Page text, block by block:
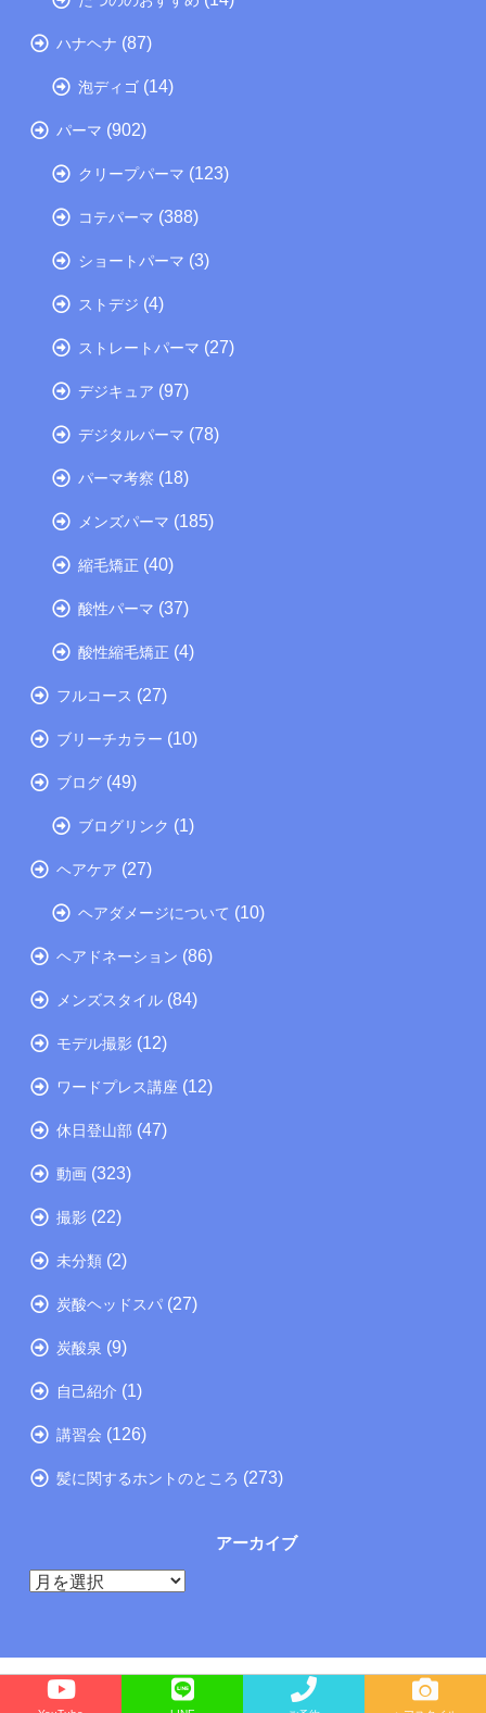
ハナヘナ (87)
泡ディゴ (14)
パーマ (902)
クリープパーマ (123)
コテパーマ (388)
ショートパーマ (3)
ストデジ (4)
ストレートパーマ (27)
デジキュア (97)
デジタルパーマ (78)
パーマ考察 (18)
メンズパーマ (185)
縮毛矯正 (40)
酸性パーマ (37)
酸性縮毛矯正 (4)
フルコース (27)
ブリーチカラー (10)
ブログ (49)
ブログリンク (1)
ヘアケア (27)
ヘアダメージについて (10)
ヘアドネーション (86)
メンズスタイル (84)
モデル撮影 (12)
ワードプレス講座 (12)
休日登山部 (47)
動画 (323)
撮影 (22)
未分類 (2)
炭酸ヘッドスパ (27)
炭酸泉 (9)
自己紹介 (1)
講習会 (126)
髪に関するホントのところ (273)
アーカイブ
ア
ブ
Copyright©
たつの市の美容院メーカー講師が教えるぺったんこ髪の解決方法ブログ, 2026 All